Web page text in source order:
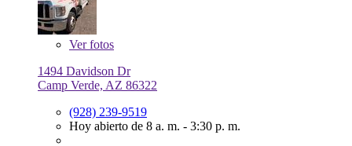
Verfotos
1494 Davidson Dr
Camp Verde, AZ 86322
(928) 239-9519
Hoy abierto de 8 a. m. - 3:30 p. m.